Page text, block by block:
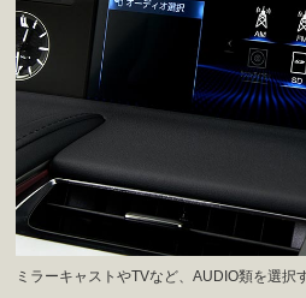
ミラーキャストやTVなど、AUDIO類を選択